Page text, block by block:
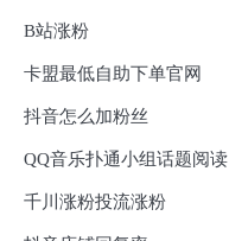
B站涨粉
卡盟最低自助下单官网
抖音怎么加粉丝
QQ音乐扑通小组话题阅读
千川涨粉投流涨粉